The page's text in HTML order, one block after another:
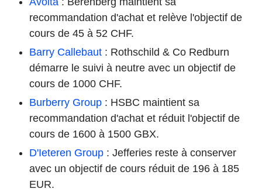
recommandation d'achat et relève l'objectif de
cours de 45 à 52 CHF.
Barry Callebaut : Rothschild & Co Redburn
démarre le suivi à neutre avec un objectif de
cours de 1000 CHF.
Burberry Group : HSBC maintient sa
recommandation d'achat et réduit l'objectif de
cours de 1600 à 1500 GBX.
D'Ieteren Group : Jefferies reste à conserver
avec un objectif de cours réduit de 196 à 185
EUR.